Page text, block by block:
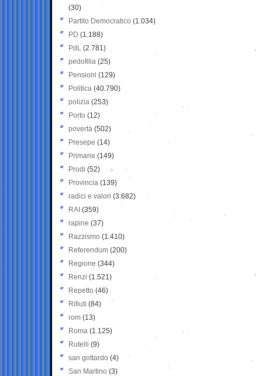
(30)
Partito Democratico (1.034)
PD (1.188)
PdL (2.781)
pedofilia (25)
Pensioni (129)
Politica (40.790)
polizia (253)
Porto (12)
povertà (502)
Presepe (14)
Primarie (149)
Prodi (52)
Provincia (139)
radici e valori (3.682)
RAI (359)
rapine (37)
Razzismo (1.410)
Referendum (200)
Regione (344)
Renzi (1.521)
Repetto (46)
Rifiuti (84)
rom (13)
Roma (1.125)
Rutelli (9)
san gottardo (4)
San Martino (3)